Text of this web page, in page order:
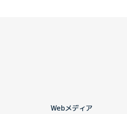
Webメディア